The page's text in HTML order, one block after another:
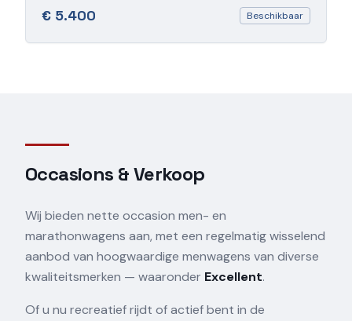
€ 5.400 Beschikbaar
Occasions & Verkoop
Wij bieden nette occasion men- en
marathonwagens aan, met een regelmatig wisselend
aanbod van hoogwaardige menwagens van diverse
kwaliteitsmerken — waaronder Excellent.
Of u nu recreatief rijdt of actief bent in de